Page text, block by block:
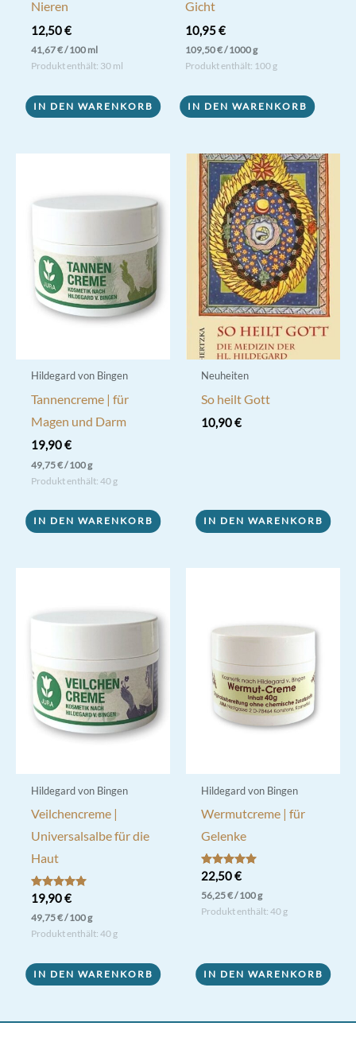
Nieren
12,50€
41,67€/100 ml
Produkt enthält: 30 ml
IN DEN WARENKORB
Gicht
10,95€
109,50€/1000g
Produkt enthält: 100 g
IN DEN WARENKORB
Hildegard von Bingen
Tannencreme | für
Magen und Darm
19,90€
49,75€/100g
Produkt enthält: 40 g
IN DEN WARENKORB
Neuheiten
So heilt Gott
10,90€
IN DEN WARENKORB
Hildegard von Bingen
Veilchencreme |
Universalsalbe für die
Haut
Bewertet mit
5.00
von 5
19,90€
49,75€/100g
Produkt enthält: 40 g
IN DEN WARENKORB
Hildegard von Bingen
Wermutcreme | für
Gelenke
Bewertet mit
5.00
von 5
22,50€
56,25€/100g
Produkt enthält: 40 g
IN DEN WARENKORB